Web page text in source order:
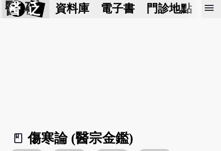
醫 砭 資料庫 電子書 門診地點 預
menu
book_2
傷寒論 (醫宗金鑑)